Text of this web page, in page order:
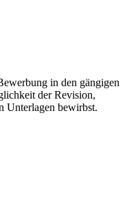
in den gängigen
der Revision,
Unterlagen bewirbst.